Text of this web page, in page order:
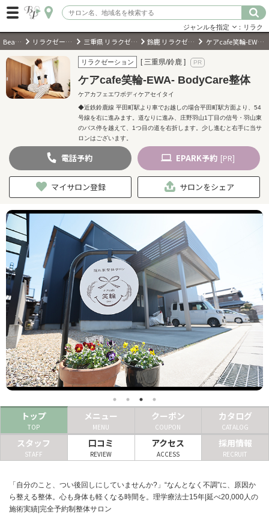
ログイン
会員登録（無料）
キーワードで検索
近くのサロンを探す
現在地から探す
ヘアサロン
ネイルサロン
まつげサロン
エステサロン
リラクゼーションサロン
美容クリニック
ヘアカタログ
メンズカタログ
ジャンルを指定 ：リラク
BeautyPark リラクゼーションサロン 三重県 リラクゼーションサロン 鈴鹿 リラクゼーションサロン ケアcafe笑輪-EWA- BodyCare整体
リラクゼーション [ 三重県/鈴鹿 ]
ケアcafe笑輪-EWA- BodyCare整体
ケアカフェエワボディケアセイタイ
◆近鉄鈴鹿線 平田町駅より車でお越しの場合平田町駅方面より、54
号線を右に進みます。道なりに進み、庄野羽山1丁目の信号・羽山東
のバス停を越えて、1つ目の道を右折します。少し進むと右手に当サ
ロンはございます。
電話予約 EPARK予約 [PR]
マイサロン登録 サロンをシェア
トップ
TOP
メニュー
MENU
クーポン
COUPON
カタログ
CATALOG
スタッフ
STAFF
口コミ
REVIEW
アクセス
ACCESS
採用情報
RECRUIT
「自分のこと、つい後回しにしていませんか?」“なんとなく不調”に、原因か
ら整える整体。心も身体も軽くなる時間を。理学療法士15年|延べ20,000人の
施術実績|完全予約制整体サロン